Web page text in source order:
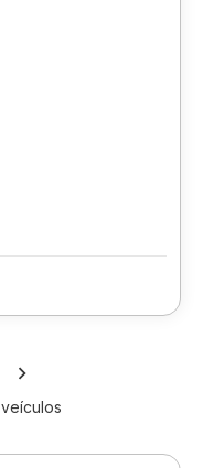
veículos